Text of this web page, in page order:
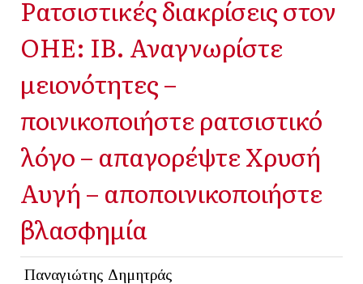
Ρατσιστικές διακρίσεις στον
ΟΗΕ: ΙΒ. Αναγνωρίστε
μειονότητες –
ποινικοποιήστε ρατσιστικό
λόγο – απαγορέψτε Χρυσή
Αυγή – αποποινικοποιήστε
βλασφημία
Παναγιώτης Δημητράς